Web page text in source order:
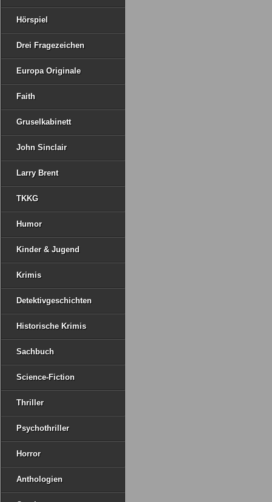
Hörspiel
Drei Fragezeichen
Europa Originale
Faith
Gruselkabinett
John Sinclair
Larry Brent
TKKG
Humor
Kinder & Jugend
Krimis
Detektivgeschichten
Historische Krimis
Sachbuch
Science-Fiction
Thriller
Psychothriller
Horror
Anthologien